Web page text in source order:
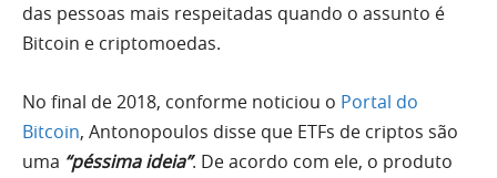
das pessoas mais respeitadas quando o assunto é
Bitcoin e criptomoedas.
No final de 2018, conforme noticiou o Portal do
Bitcoin, Antonopoulos disse que ETFs de criptos são
uma “péssima ideia”. De acordo com ele, o produto